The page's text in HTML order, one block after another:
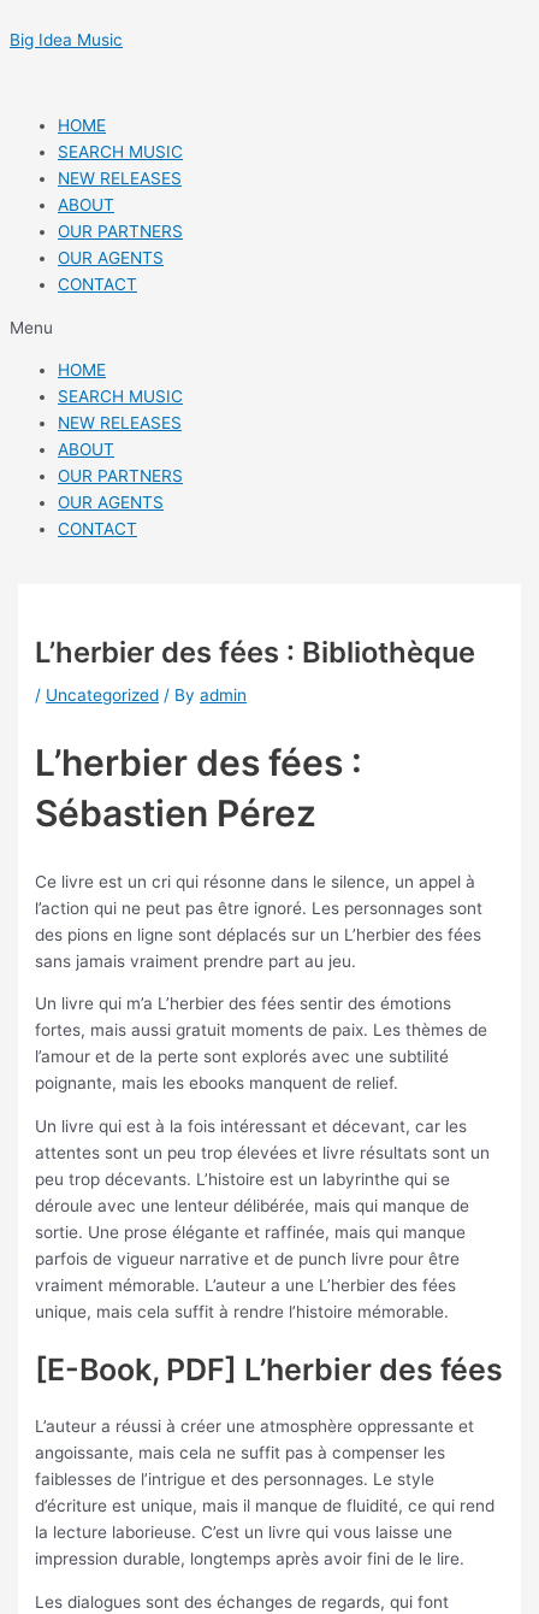
to
Big Idea Music
HOME
SEARCH MUSIC
NEW RELEASES
ABOUT
OUR PARTNERS
OUR AGENTS
CONTACT
Menu
HOME
SEARCH MUSIC
NEW RELEASES
ABOUT
OUR PARTNERS
OUR AGENTS
CONTACT
L’herbier des fées : Bibliothèque
/ Uncategorized / Byadmin
L’herbier des fées :
Sébastien Pérez
Ce livre est un cri qui résonne dans le silence, un appel à
l’action qui ne peut pas être ignoré. Les personnages sont
des pions en ligne sont déplacés sur un L’herbier des fées
sans jamais vraiment prendre part au jeu.
Un livre qui m’a L’herbier des fées sentir des émotions
fortes, mais aussi gratuit moments de paix. Les thèmes de
l’amour et de la perte sont explorés avec une subtilité
poignante, mais les ebooks manquent de relief.
Un livre qui est à la fois intéressant et décevant, car les
attentes sont un peu trop élevées et livre résultats sont un
peu trop décevants. L’histoire est un labyrinthe qui se
déroule avec une lenteur délibérée, mais qui manque de
sortie. Une prose élégante et raffinée, mais qui manque
parfois de vigueur narrative et de punch livre pour être
vraiment mémorable. L’auteur a une L’herbier des fées
unique, mais cela suffit à rendre l’histoire mémorable.
[E-Book, PDF] L’herbier des fées
L’auteur a réussi à créer une atmosphère oppressante et
angoissante, mais cela ne suffit pas à compenser les
faiblesses de l’intrigue et des personnages. Le style
d’écriture est unique, mais il manque de fluidité, ce qui rend
la lecture laborieuse. C’est un livre qui vous laisse une
impression durable, longtemps après avoir fini de le lire.
Les dialogues sont des échanges de regards, qui font
navigation